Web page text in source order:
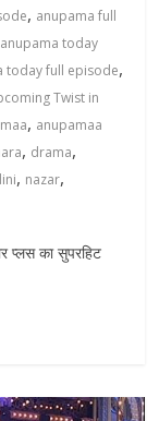
, anupama full
anupama today
today full episode,
Twist in
, anupamaa
, drama,
, nazar,
का सुपरहिट